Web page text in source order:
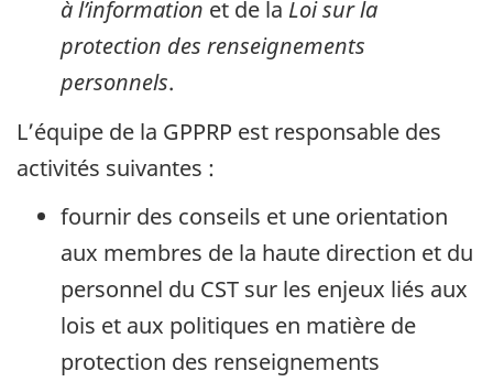
à l’information et de la Loi sur la
protection des renseignements
personnels.
L’équipe de la GPPRP est responsable des
activités suivantes :
fournir des conseils et une orientation
aux membres de la haute direction et du
personnel du CST sur les enjeux liés aux
lois et aux politiques en matière de
protection des renseignements